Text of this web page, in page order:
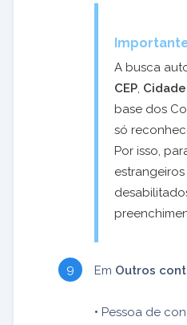
A busca
CEP, Cidade
base dos
só
Por isso,
Em Outros
• Pessoa de